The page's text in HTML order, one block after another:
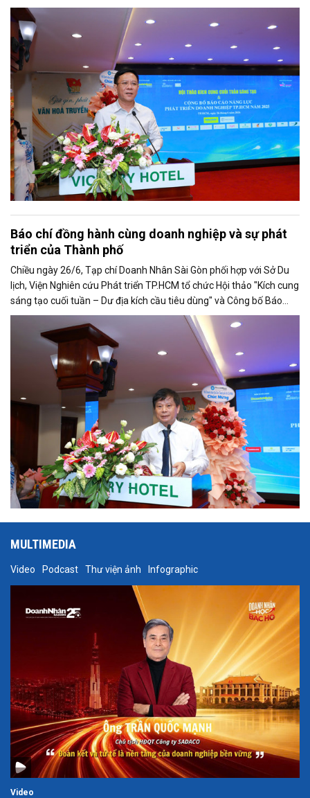
cáo năng lực phát triển doanh nghiệp TP.HCM năm 2025. Trân
trọng giới thiệu phát biểu của ông Nguyễn Ngọc Hồi - Phó Giám đốc
Sở Văn hoá - Thể thao TP.HCM tại Hội thảo.
Báo chí đồng hành cùng doanh nghiệp và sự phát
triển của Thành phố
Chiều ngày 26/6, Tạp chí Doanh Nhân Sài Gòn phối hợp với Sở Du
lịch, Viện Nghiên cứu Phát triển TP.HCM tổ chức Hội thảo "Kích cung
sáng tạo cuối tuần – Dư địa kích cầu tiêu dùng" và Công bố Báo
cáo năng lực phát triển doanh nghiệp TP.HCM năm 2025. Trân
trọng giới thiệu phát biểu của ông Trần Trọng Dũng - Phó Chủ tịch
Hội Nhà báo Việt Nam tại Hội thảo.
MULTIMEDIA
Video Podcast Thư viện ảnh Infographic
Video